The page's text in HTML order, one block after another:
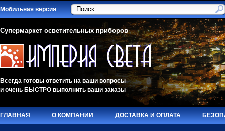
Мобильная версия
Супермаркет осветительных приборов
Всегда готовы ответить на ваши вопросы
и очень БЫСТРО выполнить ваши заказы
ГЛАВНАЯ О КОМПАНИИ ДОСТАВКА И ОПЛАТА